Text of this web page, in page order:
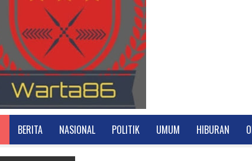
BERITA NASIONAL POLITIK UMUM HIBURAN